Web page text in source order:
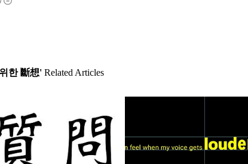
한 斷想' Related Articles